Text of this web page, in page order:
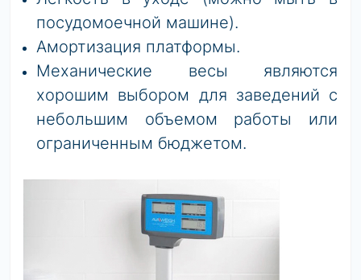
посудомоечной машине).
Амортизация платформы.
Механические весы являются
хорошим выбором для заведений с
небольшим объемом работы или
ограниченным бюджетом.